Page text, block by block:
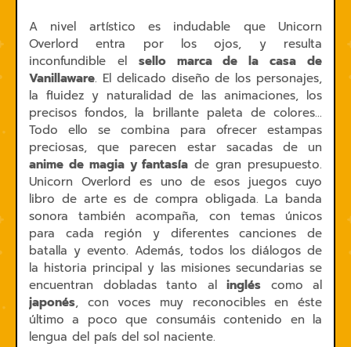
A nivel artístico es indudable que Unicorn
Overlord entra por los ojos, y resulta
inconfundible el sello marca de la casa de
Vanillaware. El delicado diseño de los personajes,
la fluidez y naturalidad de las animaciones, los
precisos fondos, la brillante paleta de colores...
Todo ello se combina para ofrecer estampas
preciosas, que parecen estar sacadas de un
anime de magia y fantasía de gran presupuesto.
Unicorn Overlord es uno de esos juegos cuyo
libro de arte es de compra obligada. La banda
sonora también acompaña, con temas únicos
para cada región y diferentes canciones de
batalla y evento. Además, todos los diálogos de
la historia principal y las misiones secundarias se
encuentran dobladas tanto al inglés como al
japonés, con voces muy reconocibles en éste
último a poco que consumáis contenido en la
lengua del país del sol naciente.